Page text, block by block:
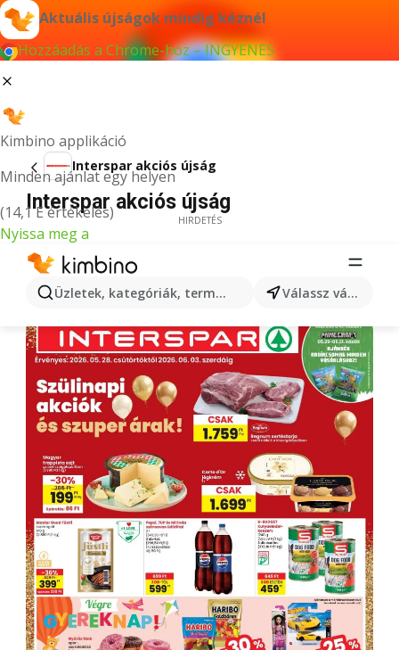
Aktuális újságok mindig kéznél
Hozzáadás a Chrome-hoz – INGYENES
Kimbino applikáció
Minden ajánlat egy helyen
(14,1 E értékelés)
Nyissa meg a
Üzletek, kategóriák, termékek keresése... Válassz várost
Interspar akciós újság
Interspar akciós újság
HIRDETÉS